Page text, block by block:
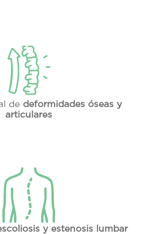
de deformidades óseas y
articulares
y estenosis lumbar